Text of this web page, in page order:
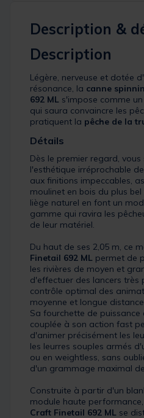
Description &
Description
Légère, nerveuse et dotée
résonance, la canne
692 ML s'impose comme
qui saura convaincre les
pratiquent la pêche de la
Détails
Dès le premier regard,
l'esthétique irréprochable
aux finitions impeccables,
moulinet en bois du plus
liège naturel en font un
gamme qui ravira les
de leur matériel.
Du haut de ses 2,05 m, ce
Finetail 692 ML permet de
les rivières de moyen et
d'effectuer des lancers très
contrôle optimal des
moyenne et longue
Sa fourchette de
couplée à son action fast
d'animer précisément les
les leurres souples armés
ou en weightless, sans
d'un grammage maximal
Construite à partir d'un
module haute
Craft Finetail 692 ML se